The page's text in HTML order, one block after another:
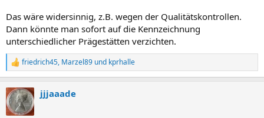
Das wäre widersinnig, z.B. wegen der Qualitätskontrollen.
Dann könnte man sofort auf die Kennzeichnung
unterschiedlicher Prägestätten verzichten.
R
e
k
t
i
friedrich45, Marzel89 und kprhalle
jjjaaade